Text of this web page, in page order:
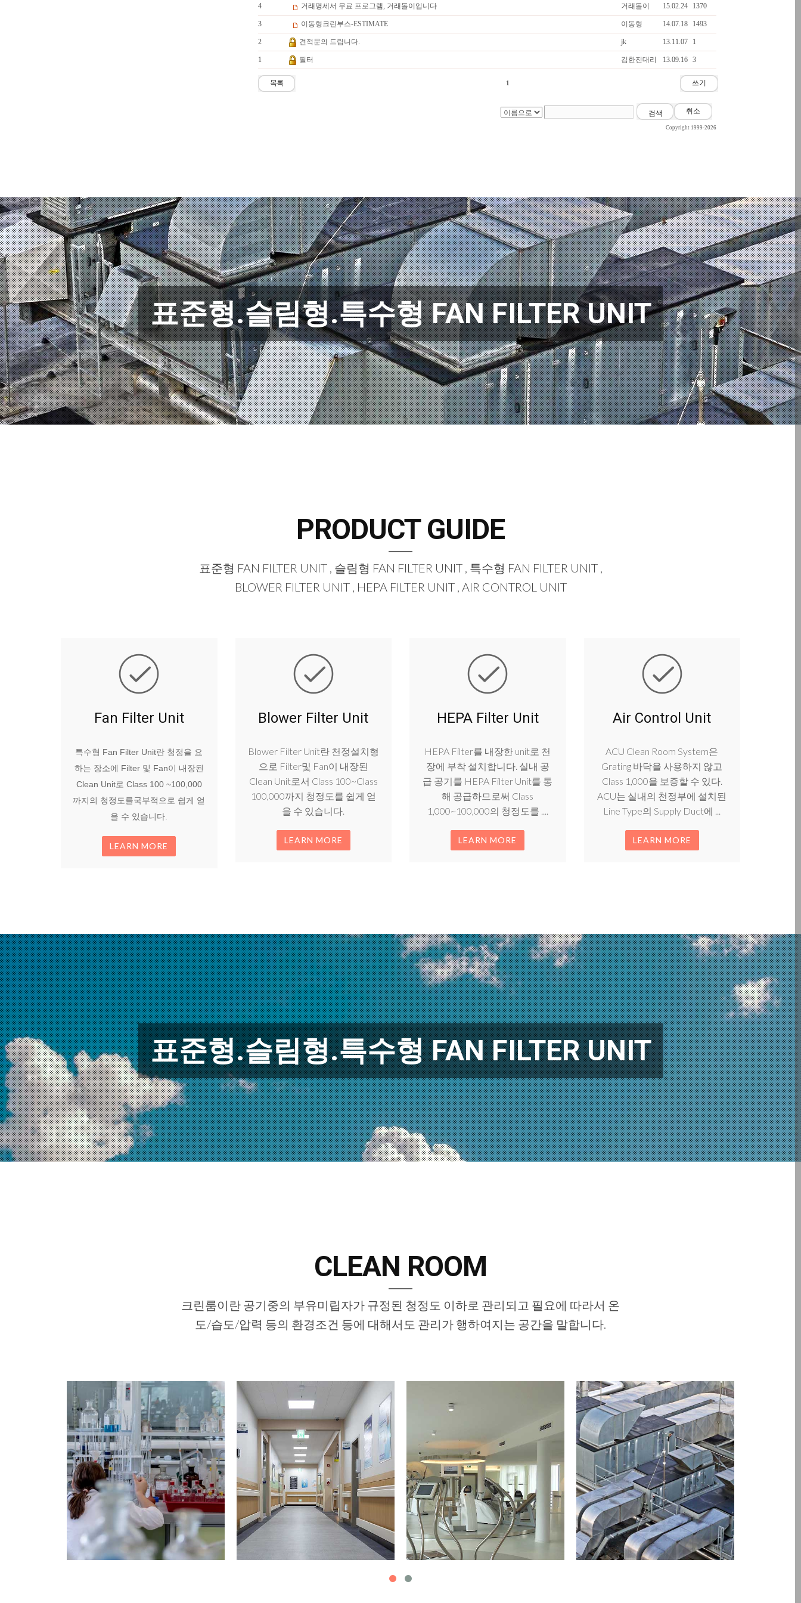
표준형.슬림형.특수형 FAN FILTER UNIT
PRODUCT GUIDE
표준형 FAN FILTER UNIT , 슬림형 FAN FILTER UNIT , 특수형 FAN FILTER UNIT ,
BLOWER FILTER UNIT , HEPA FILTER UNIT , AIR CONTROL UNIT
Fan Filter Unit
특수형 Fan Filter Unit란 청정을 요
하는 장소에 Filter 및 Fan이 내장된
Clean Unit로 Class 100 ~100,000
까지의 청정도를국부적으로 쉽게 얻
을 수 있습니다.
LEARN MORE
Blower Filter Unit
Blower Filter Unit란 천정설치형
으로 Filter및 Fan이 내장된
Clean Unit로서 Class 100~Class
100,000까지 청정도를 쉽게 얻
을 수 있습니다.
LEARN MORE
HEPA Filter Unit
HEPA Filter를 내장한 unit로 천
장에 부착 설치합니다. 실내 공
급 공기를 HEPA Filter Unit를 통
해 공급하므로써 Class
1,000~100,000의 청정도를 ....
LEARN MORE
Air Control Unit
ACU Clean Room System은
Grating 바닥을 사용하지 않고
Class 1,000을 보증할 수 있다.
ACU는 실내의 천정부에 설치된
Line Type의 Supply Duct에 ...
LEARN MORE
표준형.슬림형.특수형 FAN FILTER UNIT
CLEAN ROOM
크린룸이란 공기중의 부유미립자가 규정된 청정도 이하로 관리되고 필요에 따라서 온
도/습도/압력 등의 환경조건 등에 대해서도 관리가 행하여지는 공간을 말합니다.